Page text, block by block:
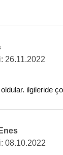
26.11.2022
ilgileride
08.10.2022